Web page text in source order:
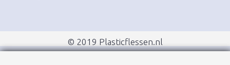
© 2019 Plasticflessen.nl